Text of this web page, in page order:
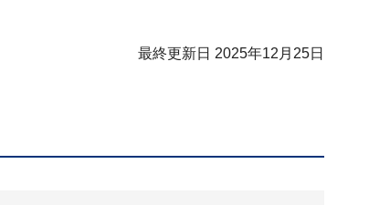
最終更新日 2025年12月25日